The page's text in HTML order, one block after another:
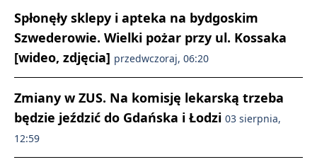
Spłonęły sklepy i apteka na bydgoskim
Szwederowie. Wielki pożar przy ul. Kossaka
[wideo, zdjęcia] przedwczoraj, 06:20
Zmiany w ZUS. Na komisję lekarską trzeba
będzie jeździć do Gdańska i Łodzi 03 sierpnia,
12:59